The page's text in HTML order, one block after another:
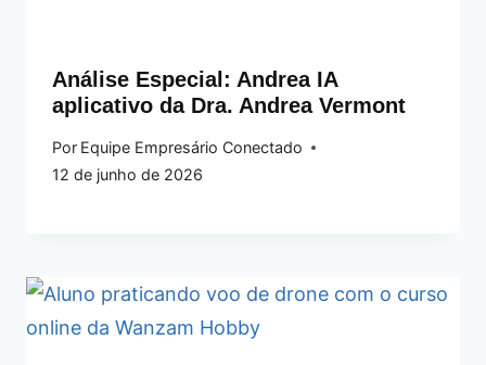
Análise Especial: Andrea IA
aplicativo da Dra. Andrea Vermont
Por Equipe Empresário Conectado
12 de junho de 2026